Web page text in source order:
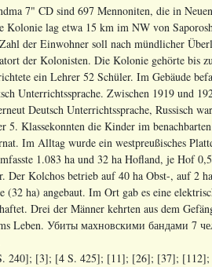
7" CD sind 697 Mennoniten, die in
Kolonie lag etwa 15 km im NW von
der Einwohner soll nach mündlicher
der Kolonisten. Die Kolonie gehörte bis
ein Lehrer 52 Schüler. Im Gebäude
Unterrichtssprache. Zwischen 1919 und
Deutsch Unterrichtssprache, Russisch
5. Klassekonnten die Kinder im
Im Alltag wurde ein westpreußisches
1.083 ha und 32 ha Hofland, je Hof
Der Kolchos betrieb auf 40 ha Obst-, auf 2
(32 ha) angebaut. Im Ort gab es eine
Drei der Männer kehrten aus dem
Leben. Убиты махновскими бандами 7
240]; [3]; [4 S. 425]; [11]; [26]; [37];